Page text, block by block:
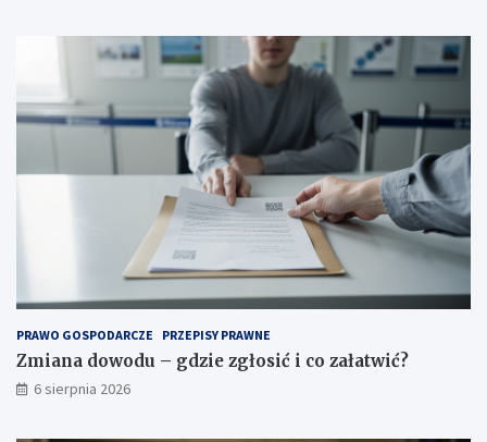
PRAWO GOSPODARCZE PRZEPISY PRAWNE
Zmiana dowodu – gdzie zgłosić i co załatwić?
6 sierpnia 2026